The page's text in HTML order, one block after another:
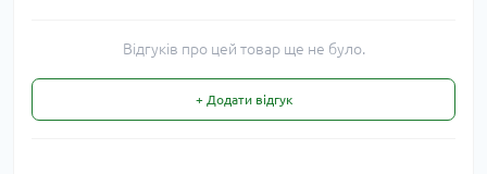
Відгуків про цей товар ще не було.
+ Додати відгук